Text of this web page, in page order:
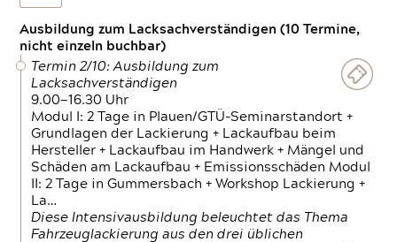
Ausbildung zum Lacksachverständigen (10 Termine,
nicht einzeln buchbar)
Termin 2/10: Ausbildung zum
Lacksachverständigen
9.00—16.30 Uhr
Modul I: 2 Tage in Plauen/GTÜ-Seminarstandort +
Grundlagen der Lackierung + Lackaufbau beim
Hersteller + Lackaufbau im Handwerk + Mängel und
Schäden am Lackaufbau + Emissionsschäden Modul
II: 2 Tage in Gummersbach + Workshop Lackierung +
La…
Diese Intensivausbildung beleuchtet das Thema
Fahrzeuglackierung aus den drei üblichen